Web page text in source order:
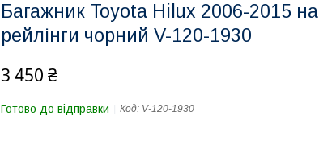
Багажник Toyota Hilux 2006-2015 на
рейлінги чорний V-120-1930
3 450 ₴
Готово до відправки Код: V-120-1930